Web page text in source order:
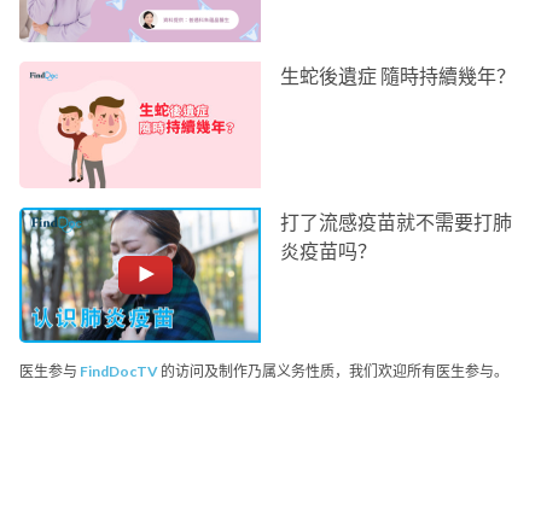
生蛇後遺症 隨時持續幾年？
打了流感疫苗就不需要打肺
炎疫苗吗？
医生参与 FindDocTV 的访问及制作乃属义务性质，我们欢迎所有医生参与。